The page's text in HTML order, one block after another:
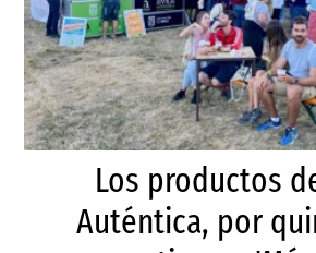
Los productos
Auténtica, por